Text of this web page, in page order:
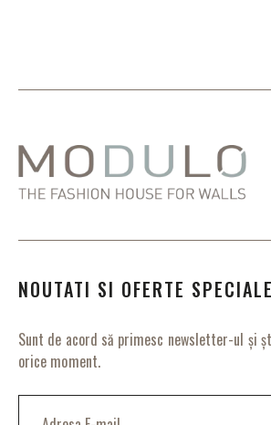
NOUTATI SI OFERTE
Sunt de acord să primesc newsletter-ul și
orice moment.
I